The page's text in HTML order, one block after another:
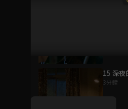
14 與
15 深
3分鐘
好康資訊